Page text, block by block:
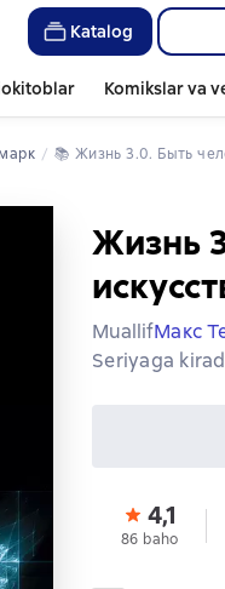
Katalog
Komikslar va
📚 Жизнь 3.0. Быть
Жизнь
MuallifМакс
Seriyaga
4,1
86 baho